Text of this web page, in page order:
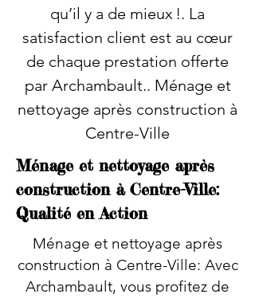
qu’il y a de mieux !. La
satisfaction client est au cœur
de chaque prestation offerte
par Archambault.. Ménage et
nettoyage après construction à
Centre-Ville
Ménage et nettoyage après
construction à Centre-Ville:
Qualité en Action
Ménage et nettoyage après
construction à Centre-Ville: Avec
Archambault, vous profitez de